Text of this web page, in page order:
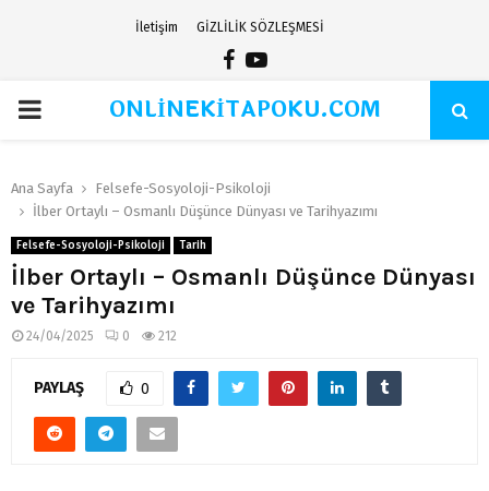
İletişim GİZLİLİK SÖZLEŞMESİ
Facebook
Youtube
PRIMARYONLİNEKİTAPOKU.COM
Ana Sayfa
Felsefe-Sosyoloji-Psikoloji
İlber Ortaylı – Osmanlı Düşünce Dünyası ve Tarihyazımı
Felsefe-Sosyoloji-Psikoloji Tarih
İlber Ortaylı – Osmanlı Düşünce Dünyası
ve Tarihyazımı
24/04/2025 0 212
PAYLAŞ 0